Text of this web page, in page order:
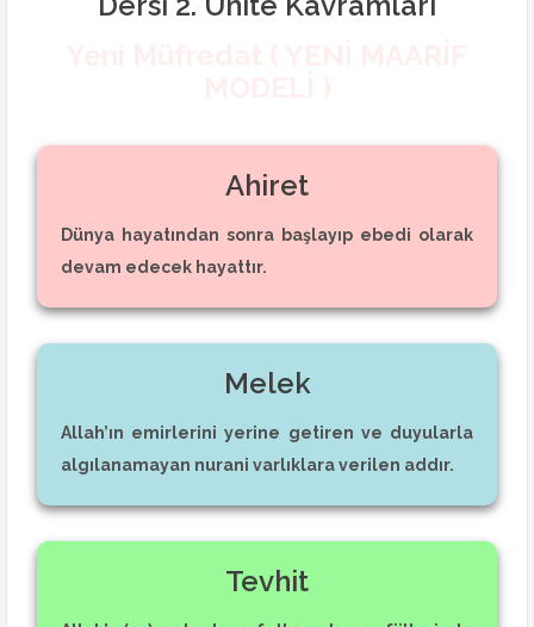
Ahiret
Dünya hayatından sonra başlayıp ebedi olarak
devam edecek hayattır.
Melek
Allah’ın emirlerini yerine getiren ve duyularla
algılanamayan nurani varlıklara verilen addır.
Tevhit